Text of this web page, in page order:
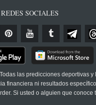
REDES SOCIALES
las predicciones deportivas
financiera ni resultados
Si usted o alguien que